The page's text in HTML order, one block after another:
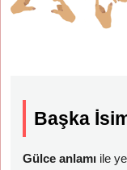
Başka
Gülce anlamı ile